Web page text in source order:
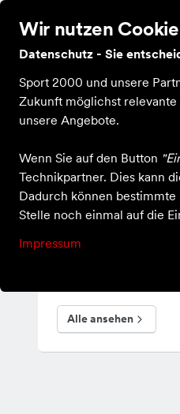
Wir nutzen
Datenschutz - Sie
Sport 2000 und unsere
Zukunft möglichst
unsere Angebote.
Wenn Sie auf den Button
Technikpartner. Dies kann
Dadurch können
Stelle noch einmal auf die
Impressum
Startseite Filialen
Alle ansehen